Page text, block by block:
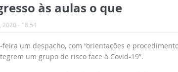
às aulas o que
2020 - 18:54
um despacho, com “orientações e
um grupo de risco face à Covid-19”.